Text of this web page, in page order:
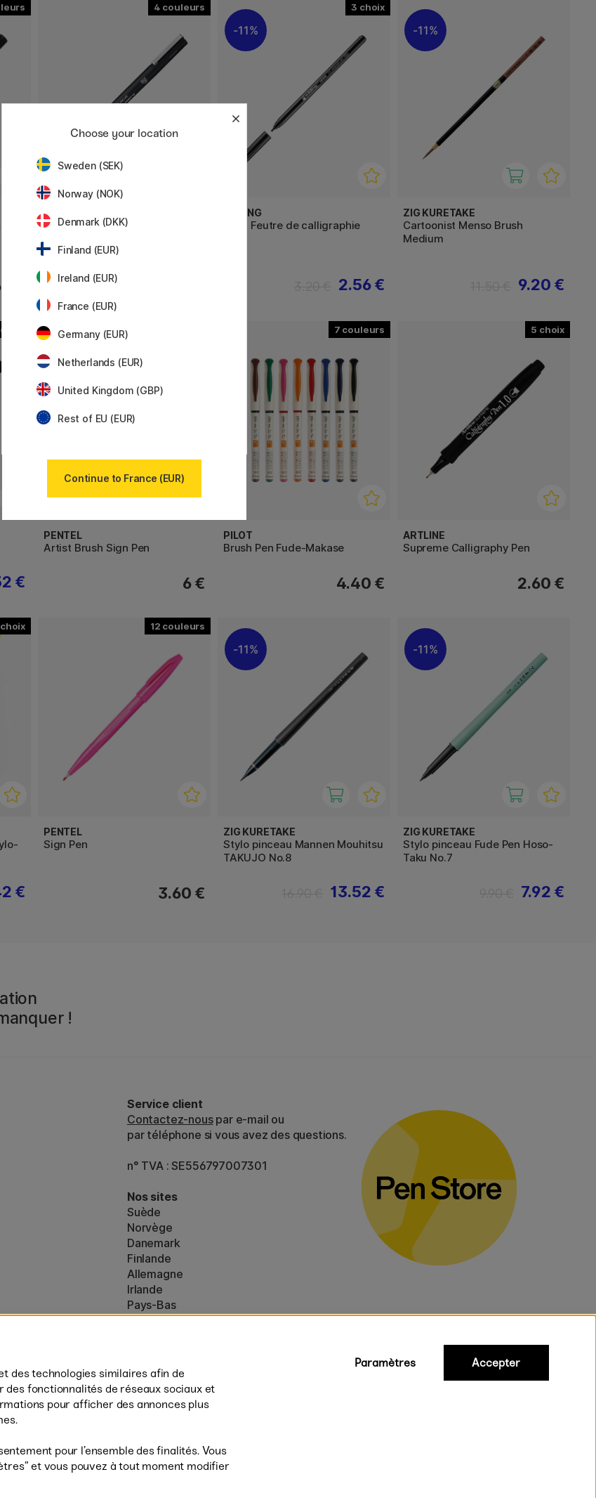
€
4
UNI
Pin Fine Line Brush Pen
3.40 €
3
11%
EDDING
1255 Feutre de calligraphie
2.56 €
11%
ZIG KURETAKE
Cartoonist Menso Brush
Medium
9.20 €
€
PENTEL
Artist Brush Sign Pen
6 €
7
PILOT
Brush Pen Fude-Makase
4.40 €
5
ARTLINE
Supreme Calligraphy Pen
2.60 €
€
12
PENTEL
Sign Pen
3.60 €
11%
ZIG KURETAKE
Stylo pinceau Mannen Mouhitsu
TAKUJO No.8
13.52 €
11%
ZIG KURETAKE
Stylo pinceau Fude Pen Hoso-
Taku No.7
7.92 €
!
Service client
Contactez-nouspar e-mail ou
par téléphone si vous avez des questions.
n° TVA : SE556797007301
Nos sites
Suède
Norvège
Danemark
Finlande
Allemagne
Irlande
Pays-Bas
Royaume-Uni
* Des conditions de livraison
s’appliquent aux produits volumineux.
Choose your location
Sweden (SEK)
Norway (NOK)
Denmark (DKK)
Finland (EUR)
Ireland (EUR)
France (EUR)
Germany (EUR)
Netherlands (EUR)
United Kingdom (GBP)
Rest of EU (EUR)
Continue to France (EUR)
des technologies similaires afin de
des fonctionnalités de réseaux sociaux et
pour afficher des annonces plus
pour l’ensemble des finalités. Vous
et vous pouvez à tout moment modifier
Paramètres Accepter